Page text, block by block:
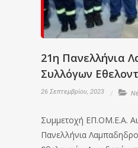
21η Πανελλήνια
Συλλόγων
26 Σεπτεμβρίου, 2023
Συμμετοχή ΕΠ.ΟΜ.Ε.Α.
Πανελλήνια